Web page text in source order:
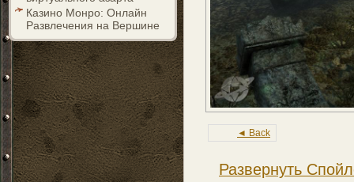
Казино Монро: Онлайн
Развлечения на Вершине
◄ Back
Развернуть